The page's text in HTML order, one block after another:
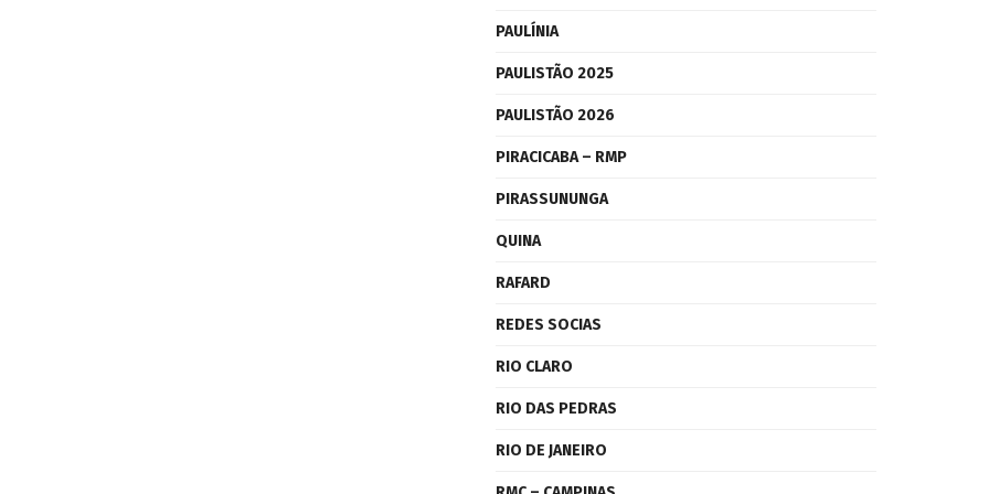
PAULÍNIA
PAULISTÃO 2025
PAULISTÃO 2026
PIRACICABA – RMP
PIRASSUNUNGA
QUINA
RAFARD
REDES SOCIAS
RIO CLARO
RIO DAS PEDRAS
RIO DE JANEIRO